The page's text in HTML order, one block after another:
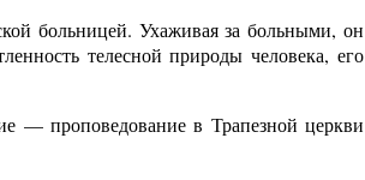
больницей. Ухаживая за больными, он
телесной природы человека, его
— проповедование в Трапезной церкви